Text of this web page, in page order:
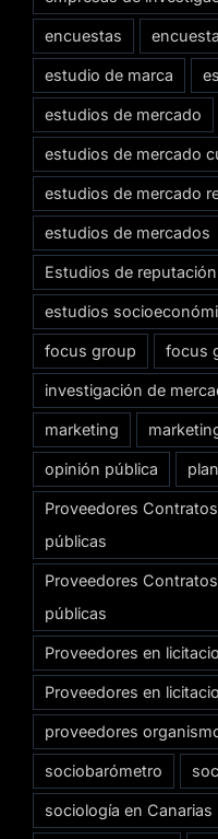
encuestas
estudio de marca
estudios de mercado
estudios de mercado
estudios de mercado
estudios de mercados
Estudios de
estudios
focus group focus
investigación de
marketing
opinión pública
Proveedores
públicas
Proveedores
públicas
Proveedores en
Proveedores en
proveedores
sociobarómetro
sociología en Canarias